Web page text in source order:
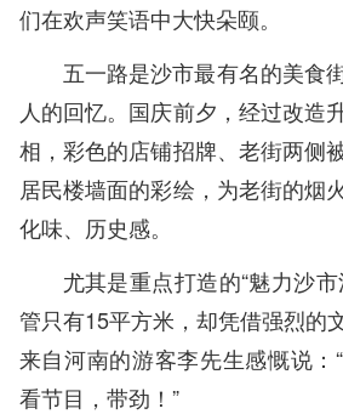
们在欢声笑语中大快朵颐。
五一路是沙市最有名的美食
人的回忆。国庆前夕，经过改造
相，彩色的店铺招牌、老街两侧
居民楼墙面的彩绘，为老街的烟
化味、历史感。
尤其是重点打造的“魅力沙
管只有15平方米，却凭借强烈的
来自河南的游客李先生感慨说：
看节目，带劲！”